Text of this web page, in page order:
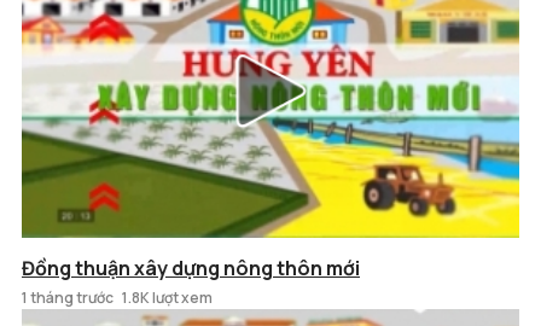
Đồng thuận xây dựng nông thôn mới
1 tháng trước 1.8K lượt xem